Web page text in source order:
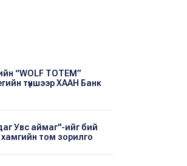
“WOLF TOTEM”
түншээр ХААН Банк
Увс аймаг"-ийг бий
том зорилго